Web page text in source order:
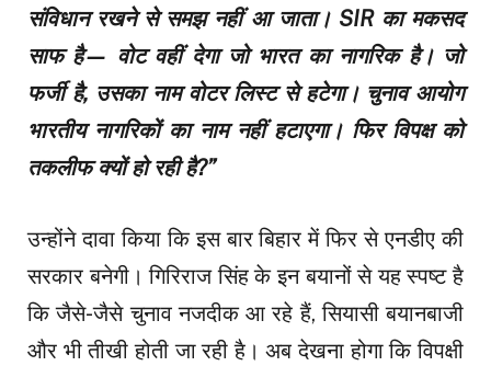
संविधान रखने से समझ नहीं आ जाता। SIR का मकसद
साफ है— वोट वहीं देगा जो भारत का नागरिक है। जो
फर्जी है, उसका नाम वोटर लिस्ट से हटेगा। चुनाव आयोग
भारतीय नागरिकों का नाम नहीं हटाएगा। फिर विपक्ष को
तकलीफ क्यों हो रही है?”
उन्होंने दावा किया कि इस बार बिहार में फिर से एनडीए की
सरकार बनेगी। गिरिराज सिंह के इन बयानों से यह स्पष्ट है
कि जैसे-जैसे चुनाव नजदीक आ रहे हैं, सियासी बयानबाजी
और भी तीखी होती जा रही है। अब देखना होगा कि विपक्षी